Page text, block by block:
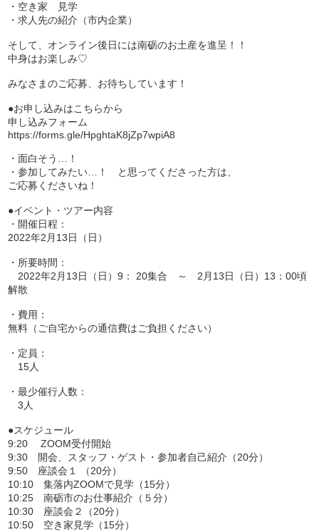
・空き家 見学
・求人先の紹介（市内企業）
そして、オンライン後日には南砺のお土産を進呈！！
中身はお楽しみ♡
みなさまのご応募、お待ちしています！
●お申し込みはこちらから
申し込みフォーム
https://forms.gle/HpghtaK8jZp7wpiA8
・面白そう…！
・参加してみたい…！ と思ってくださった方は、
ご応募くださいね！
●イベント・ツアー内容
・開催日程：
2022年2月13日（日）
・所要時間：
2022年2月13日（日）9： 20集合 ～ 2月13日（日）13：00頃
解散
・費用：
無料（ご自宅からの通信費はご負担ください）
・定員：
15人
・最少催行人数：
3人
●スケジュール
9:20 ZOOM受付開始
9:30 開会、スタッフ・ゲスト・参加者自己紹介（20分）
9:50 座談会１ （20分）
10:10 集落内ZOOMで見学（15分）
10:25 南砺市のお仕事紹介（５分）
10:30 座談会２（20分）
10:50 空き家見学（15分）